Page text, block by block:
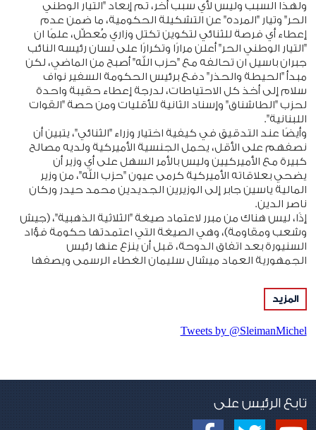
ولهذا السبب وليس لأي سبب أخر، تم إبعاد "التيار الوطني
الحر" وتيار "المرده" عن التشكيلة الحكومية، ما ضمن عدم
إعطاء أي فرصة للثنائي لتكوين تكتل وزاري مُعطِّل، علمًا ان
"التيار الوطني الحر" أعلن مرارًا وتكرارًا على لسان رئيسه النائب
جبران باسيل ان تحالفه مع "حزب الله" أصبح من الماضي، لكن
مبدأ "الحيطة والحذر" دفع برئيس الحكومة السفير نواف
سلام إلى أخذ كل الاحتياطات، لدرجة إعطاء حقيبة واحدة
لحزب "الطاشناق" وإسناد الثانية للأقليات ومن حصة "القوات
اللبنانية".
وأيضًا عند التدقيق في كيفية اختيار وزراء "الثنائي"، يتبين أن
نصفهم على الأقل، يحمل الجنسية الأميركية ولديه مصالح
كبيرة مع الأميركيين وليس بالأمر السهل على أي وزير أن
يضحي بعلاقاته الأميركية كرمى عيون "حزب الله"، من وزير
المالية ياسين جابر إلى الوزيرين الجديدين محمد حيدر وركان
ناصر الدين.
إذًا، ليس هناك من مبرر لاعتماد صيغة "الثلاثية الذهبية"، (جيش
وشعب ومقاومة)، وهي الصيغة التي اعتمدتها حكومة فؤاد
السنيورة بعد اتفاق الدوحة، قبل أن ينزع عنها رئيس
الجمهورية العماد ميشال سليمان الغطاء الرسمي ويصفها
وأرفع مرجع رسمي يتجرأ على مواجهة آلة "سياسية –
عسكرية – جماهيرية" بهذا الحجم، حاملًا بيده الدستور وبيده
الهدف من دون أن يكسُر أو يُكسَر.
المنطلق لبيان وزاري يضع لبنان على سكة العودة إلى روح
المزيد
Tweets by @SleimanMichel
تابع الرئيس على